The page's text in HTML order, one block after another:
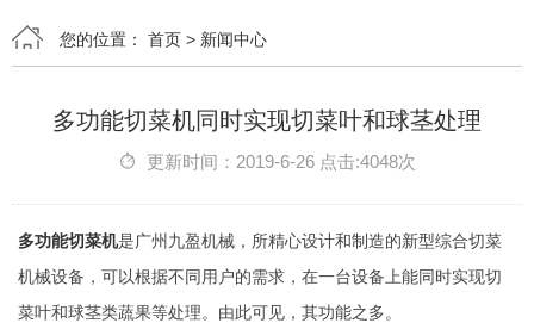
您的位置： 首页 > 新闻中心
多功能切菜机同时实现切菜叶和球茎处理
更新时间：2019-6-26 点击:4048次
多功能切菜机是广州九盈机械，所精心设计和制造的新型综合切菜
机械设备，可以根据不同用户的需求，在一台设备上能同时实现切
菜叶和球茎类蔬果等处理。由此可见，其功能之多。